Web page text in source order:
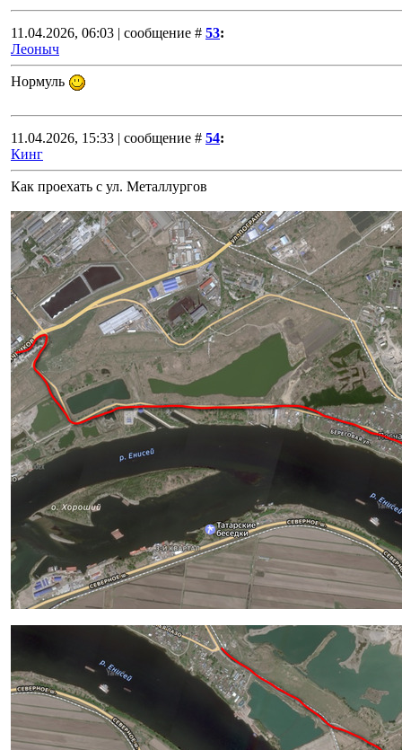
11.04.2026, 06:03 | сообщение # 53:
Леоныч
Нормуль
11.04.2026, 15:33 | сообщение # 54:
Кинг
Как проехать с ул. Металлургов